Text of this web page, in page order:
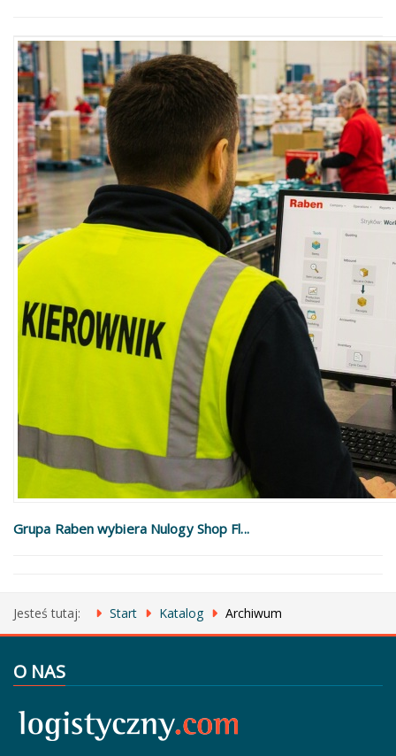
Grupa Raben wybiera Nulogy Shop Fl...
Jesteś tutaj: Start Katalog Archiwum
O NAS